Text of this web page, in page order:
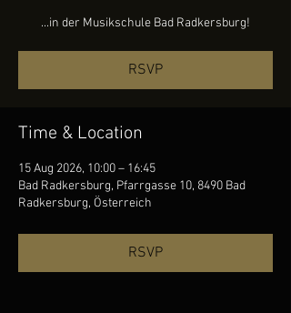
...in der Musikschule Bad Radkersburg!
RSVP
Time & Location
15 Aug 2026, 10:00 – 16:45
Bad Radkersburg, Pfarrgasse 10, 8490 Bad
Radkersburg, Österreich
RSVP